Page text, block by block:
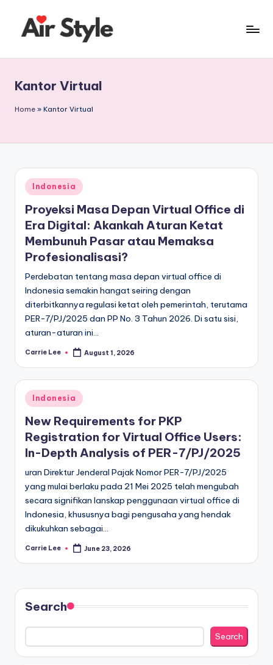
-
s
e
.
c
o
m
Kantor Virtual
Home » Kantor Virtual
Posted
in
Indonesia
Proyeksi Masa Depan Virtual Office di
Era Digital: Akankah Aturan Ketat
Membunuh Pasar atau Memaksa
Profesionalisasi?
Perdebatan tentang masa depan virtual office di
Indonesia semakin hangat seiring dengan
diterbitkannya regulasi ketat oleh pemerintah, terutama
PER-7/PJ/2025 dan PP No. 3 Tahun 2026. Di satu sisi,
aturan-aturan ini…
Posted
Carrie Lee August 1, 2026
Posted
in
Indonesia
New Requirements for PKP
Registration for Virtual Office Users:
In-Depth Analysis of PER-7/PJ/2025
uran Direktur Jenderal Pajak Nomor PER-7/PJ/2025
yang mulai berlaku pada 21 Mei 2025 telah mengubah
secara signifikan lanskap penggunaan virtual office di
Indonesia, khususnya bagi pengusaha yang hendak
dikukuhkan sebagai…
Posted
Carrie Lee June 23, 2026
Search
Search